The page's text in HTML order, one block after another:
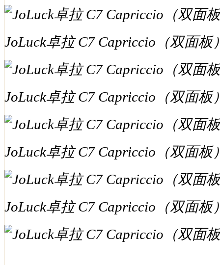
JoLuck卓拉 C7 Capriccio（双面
JoLuck卓拉 C7 Capriccio（双面
JoLuck卓拉 C7 Capriccio（双面
JoLuck卓拉 C7 Capriccio（双面